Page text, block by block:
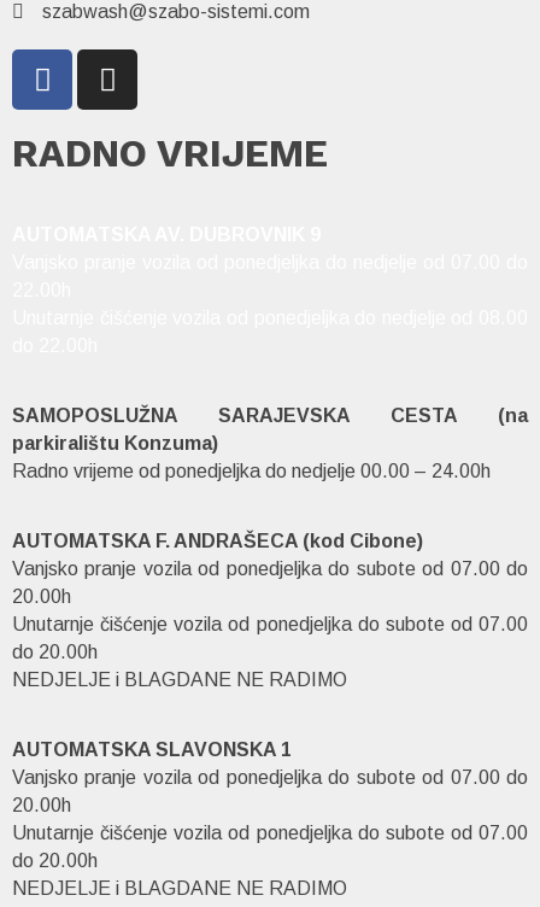
szabwash@szabo-sistemi.com
RADNO VRIJEME
SAMOPOSLUŽNA SARAJEVSKA CESTA (na
parkiralištu Konzuma)
Radno vrijeme od ponedjeljka do nedjelje 00.00 – 24.00h
AUTOMATSKA F. ANDRAŠECA (kod Cibone)
Vanjsko pranje vozila od ponedjeljka do subote od 07.00 do
20.00h
Unutarnje čišćenje vozila od ponedjeljka do subote od 07.00
do 20.00h
NEDJELJE i BLAGDANE NE RADIMO
AUTOMATSKA SLAVONSKA 1
Vanjsko pranje vozila od ponedjeljka do subote od 07.00 do
20.00h
Unutarnje čišćenje vozila od ponedjeljka do subote od 07.00
do 20.00h
NEDJELJE i BLAGDANE NE RADIMO